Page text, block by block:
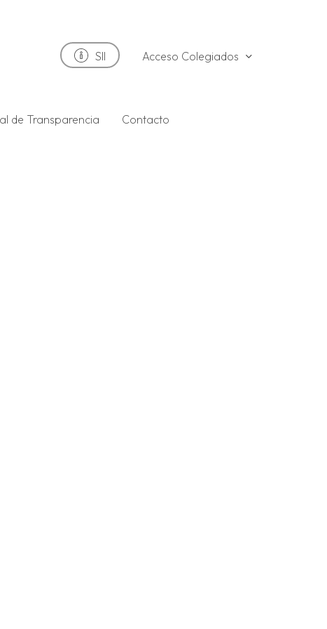
SII Acceso Colegiados
de Transparencia Contacto